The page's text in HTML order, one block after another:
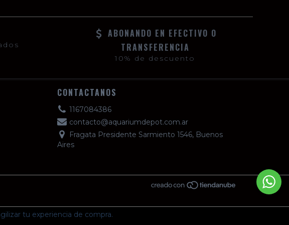
tu experiencia de compra.
ABONANDO EN EFECTIVO O
TRANSFERENCIA
10% de descuento
CONTACTANOS
1167084386
contacto@aquariumdepot.com.ar
Fragata Presidente Sarmiento 1546, Buenos
Aires